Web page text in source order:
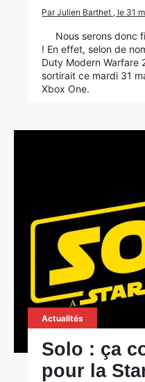
Par Julien Barthet , le 31
Nous serons donc
! En effet, selon de
Duty Modern Warfare
sortirait ce mardi 31
Xbox One.
Actualités
Solo : ça
pour la